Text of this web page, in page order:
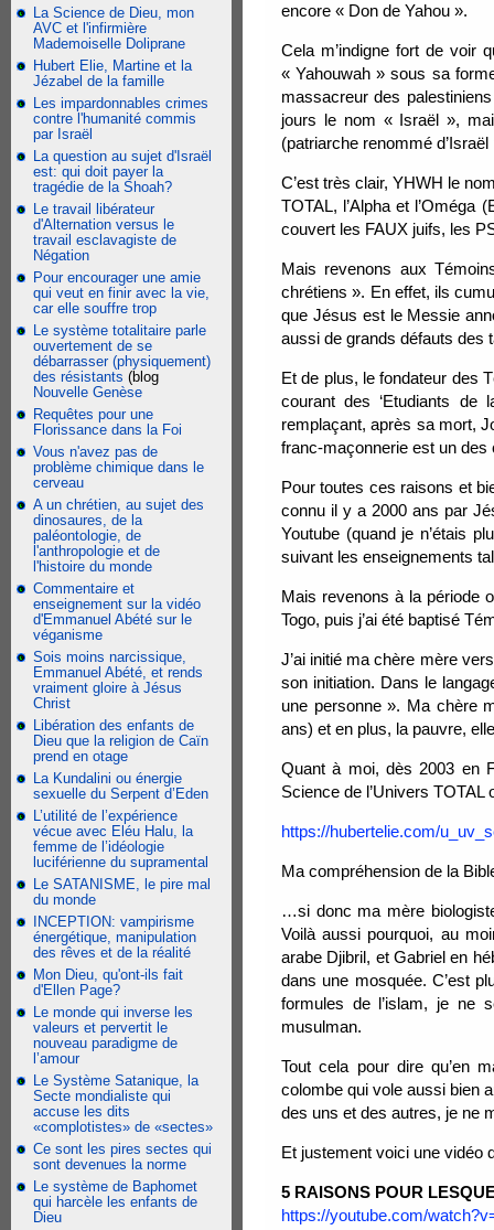
La Science de Dieu, mon
AVC et l'infirmière
Mademoiselle Doliprane
Hubert Elie, Martine et la
Jézabel de la famille
Les impardonnables crimes
contre l'humanité commis
par Israël
La question au sujet d'Israël
est: qui doit payer la
tragédie de la Shoah?
Le travail libérateur
d'Alternation versus le
travail esclavagiste de
Négation
Pour encourager une amie
qui veut en finir avec la vie,
car elle souffre trop
Le système totalitaire parle
ouvertement de se
débarrasser (physiquement)
des résistants (blog
Nouvelle Genèse
Requêtes pour une
Florissance dans la Foi
Vous n'avez pas de
problème chimique dans le
cerveau
A un chrétien, au sujet des
dinosaures, de la
paléontologie, de
l'anthropologie et de
l'histoire du monde
Commentaire et
enseignement sur la vidéo
d'Emmanuel Abété sur le
véganisme
Sois moins narcissique,
Emmanuel Abété, et rends
vraiment gloire à Jésus
Christ
Libération des enfants de
Dieu que la religion de Caïn
prend en otage
La Kundalini ou énergie
sexuelle du Serpent d’Eden
L’utilité de l’expérience
vécue avec Eléu Halu, la
femme de l’idéologie
luciférienne du supramental
Le SATANISME, le pire mal
du monde
INCEPTION: vampirisme
énergétique, manipulation
des rêves et de la réalité
Mon Dieu, qu'ont-ils fait
d'Ellen Page?
Le monde qui inverse les
valeurs et pervertit le
nouveau paradigme de
l’amour
Le Système Satanique, la
Secte mondialiste qui
accuse les dits
«complotistes» de «sectes»
Ce sont les pires sectes qui
sont devenues la norme
Le système de Baphomet
qui harcèle les enfants de
Dieu
encore « Don de Yahou ».
Cela m’indigne fort de voir
« Yahouwah » sous sa
massacreur des
jours le nom « Israël »,
(patriarche renommé
C’est très clair, YHWH le
TOTAL, l’Alpha et l’Oméga
couvert les FAUX juifs, les
Mais revenons aux
chrétiens ». En effet, ils
que Jésus est le Messie
aussi de grands défauts des
Et de plus, le fondateur des
courant des ‘Etudiants de
remplaçant, après sa mort,
franc-maçonnerie est un
Pour toutes ces raisons et
connu il y a 2000 ans par
Youtube (quand je n’étais
suivant les enseignements
Mais revenons à la période
Togo, puis j’ai été baptisé
J’ai initié ma chère mère
son initiation. Dans le
une personne ». Ma chère
ans) et en plus, la pauvre,
Quant à moi, dès 2003 en
Science de l’Univers TOTAL
https://hubertelie.com/
Ma compréhension de la
…si donc ma mère
Voilà aussi pourquoi, au
arabe Djibril, et Gabriel en
dans une mosquée. C’est
formules de l’islam, je ne
musulman.
Tout cela pour dire qu’en
colombe qui vole aussi bien
des uns et des autres, je ne
Et justement voici une vidéo
5 RAISONS POUR
https://youtube.com/